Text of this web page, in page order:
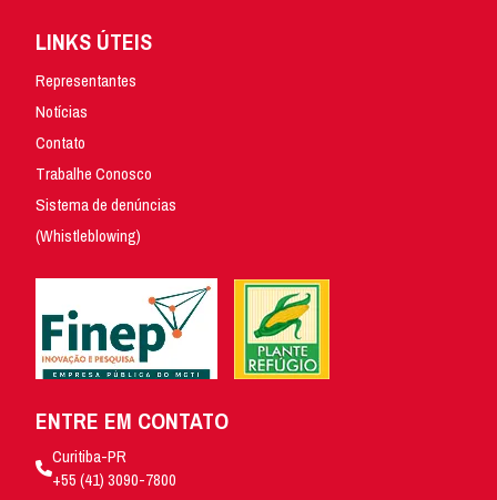
LINKS ÚTEIS
Representantes
Notícias
Contato
Trabalhe Conosco
Sistema de denúncias
(Whistleblowing)
ENTRE EM CONTATO
Curitiba-PR
+55 (41) 3090-7800